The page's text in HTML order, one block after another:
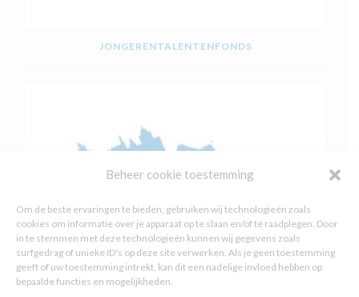
Beheer cookie toestemming
Om de beste ervaringen te bieden, gebruiken wij technologieën zoals
cookies om informatie over je apparaat op te slaan en/of te raadplegen. Door
in te stemmen met deze technologieën kunnen wij gegevens zoals
surfgedrag of unieke ID's op deze site verwerken. Als je geen toestemming
geeft of uw toestemming intrekt, kan dit een nadelige invloed hebben op
bepaalde functies en mogelijkheden.
JONGERENTALENTENFONDS